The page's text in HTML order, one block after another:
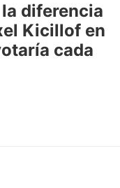
diferencia
Kicillof en
cada